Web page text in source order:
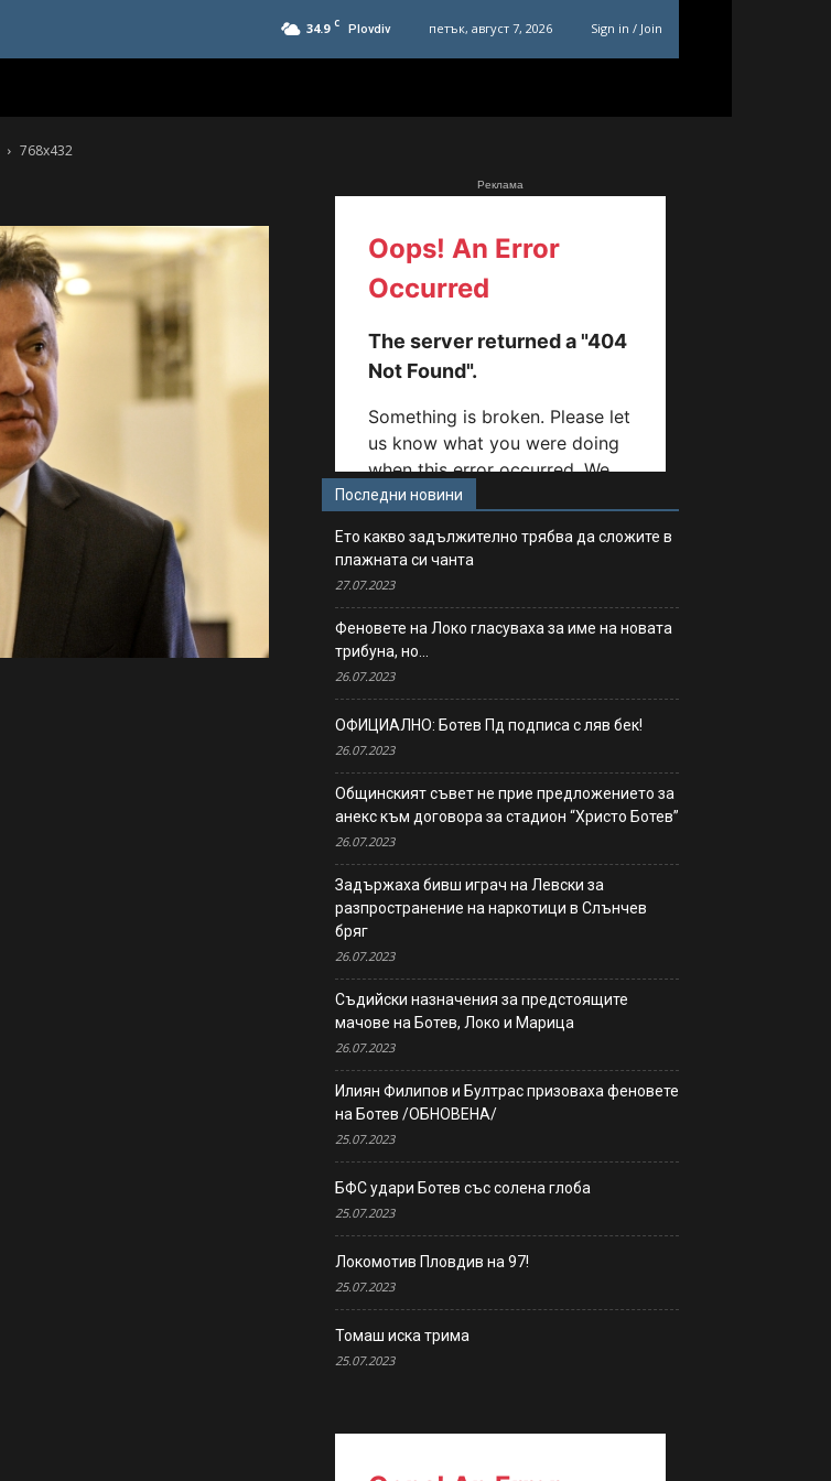
34.9 C Plovdiv петък, август 7, 2026 Sign in / Join
768x432
Реклама
Последни новини
Ето какво задължително трябва да сложите в
плажната си чанта
27.07.2023
Феновете на Локо гласуваха за име на новата
трибуна, но…
26.07.2023
ОФИЦИАЛНО: Ботев Пд подписа с ляв бек!
26.07.2023
Общинският съвет не прие предложението за
анекс към договора за стадион “Христо Ботев”
26.07.2023
Задържаха бивш играч на Левски за
разпространение на наркотици в Слънчев
бряг
26.07.2023
Съдийски назначения за предстоящите
мачове на Ботев, Локо и Марица
26.07.2023
Илиян Филипов и Бултрас призоваха феновете
на Ботев /ОБНОВЕНА/
25.07.2023
БФС удари Ботев със солена глоба
25.07.2023
Локомотив Пловдив на 97!
25.07.2023
Томаш иска трима
25.07.2023